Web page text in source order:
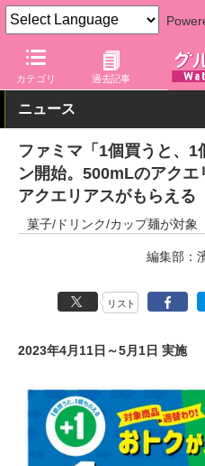
カテゴリ 過去記事
グルメ Watch 店舗 コンビニ
ニュース
ファミマ「1個買うと、
ン開始。500mLのアク
アクエリアスがもらえる
菓子/ドリンク/カップ麺が対象
編集部：
リスト
2023年4月11日～5月1日 実施